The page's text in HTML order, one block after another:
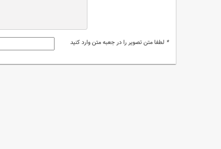
* لطفا متن تصویر را در جعبه متن وارد کنید